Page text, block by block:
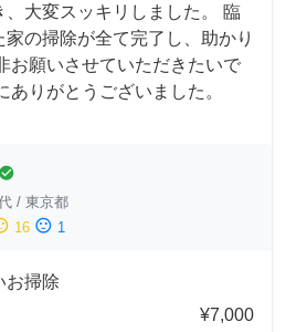
、大変スッキリしました。 臨
家の掃除が全て完了し、助かり
お願いさせていただきたいで
ありがとうございました。
check_circle
/ 東京都
16 sentiment_dissatisfied 1
お掃除
¥7,000